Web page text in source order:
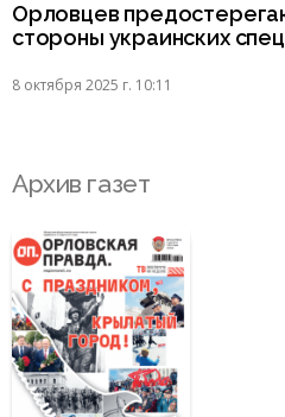
Орловцев
стороны украинских
8 октября 2025 г. 10:11
Архив газет